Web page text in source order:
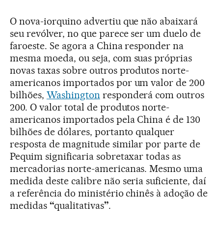
O nova-iorquino advertiu que não abaixará
seu revólver, no que parece ser um duelo de
faroeste. Se agora a China responder na
mesma moeda, ou seja, com suas próprias
novas taxas sobre outros produtos norte-
americanos importados por um valor de 200
bilhões, Washington responderá com outros
200. O valor total de produtos norte-
americanos importados pela China é de 130
bilhões de dólares, portanto qualquer
resposta de magnitude similar por parte de
Pequim significaria sobretaxar todas as
mercadorias norte-americanas. Mesmo uma
medida deste calibre não seria suficiente, daí
a referência do ministério chinês à adoção de
medidas “qualitativas”.